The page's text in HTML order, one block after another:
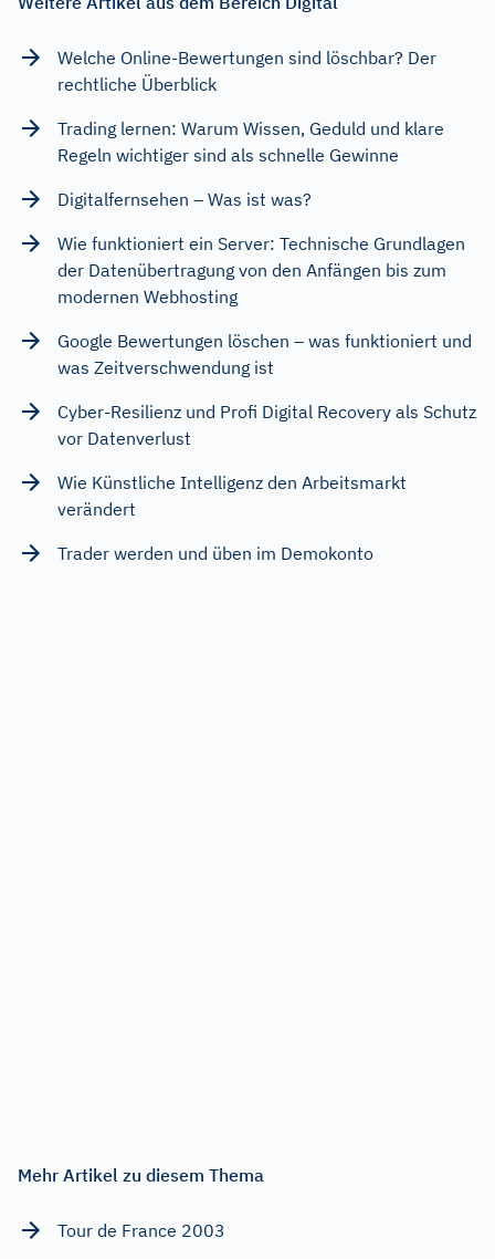
Welche Online-Bewertungen sind löschbar? Der
rechtliche Überblick
Trading lernen: Warum Wissen, Geduld und klare
Regeln wichtiger sind als schnelle Gewinne
Digitalfernsehen – Was ist was?
Wie funktioniert ein Server: Technische Grundlagen
der Datenübertragung von den Anfängen bis zum
modernen Webhosting
Google Bewertungen löschen – was funktioniert und
was Zeitverschwendung ist
Cyber-Resilienz und Profi Digital Recovery als Schutz
vor Datenverlust
Wie Künstliche Intelligenz den Arbeitsmarkt
verändert
Trader werden und üben im Demokonto
Mehr Artikel zu diesem Thema
Tour de France 2003